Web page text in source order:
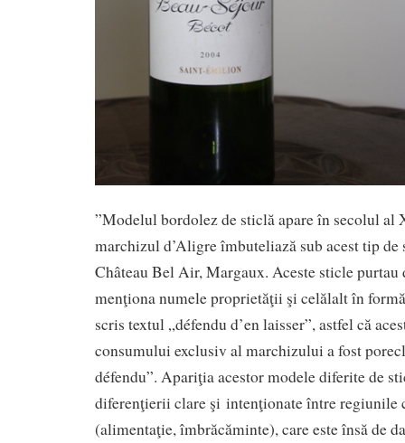
”Modelul bordolez de sticlă apare în secolul al
marchizul d’Aligre îmbuteliază sub acest tip
Château Bel Air, Margaux. Aceste sticle
menţiona numele proprietăţii şi celălalt în
scris textul „défendu d’en laisser”, astfel că
consumului exclusiv al marchizului a fost
défendu”. Apariţia acestor modele diferite de
diferenţierii clare şi intenţionate între regiunile
(alimentaţie, îmbrăcăminte), care este însă de